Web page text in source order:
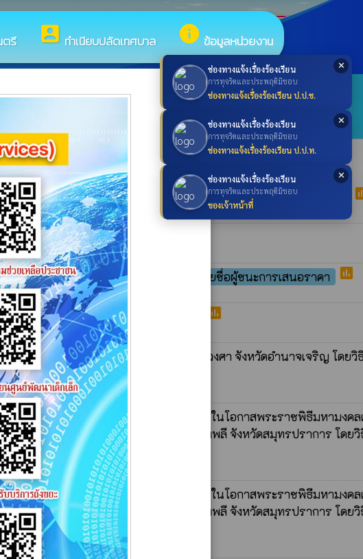
✕
ช่องทางแจ้งเรื่องร้องเรียน
การทุจริตและประพฤติมิชอบ
ช่องทางแจ้งเรื่องร้องเรียน ป.ป.ช.
✕
ช่องทางแจ้งเรื่องร้องเรียน
การทุจริตและประพฤติมิชอบ
ช่องทางแจ้งเรื่องร้องเรียน ป.ป.ท.
✕
ช่องทางแจ้งเรื่องร้องเรียน
การทุจริตและประพฤติมิชอบ
ของเจ้าหน้าที่
ตรี account_box ทำเนียบปลัดเทศบาล infoข้อมูลหน่วยงาน
searchค้นหา
าจเจริญ โดยวิธีเฉพาะเจาะจง ประกาศรายชื่อผู้ชนะการเสนอราคา
ะกาศรายชื่อผู้ชนะการเสนอราคา
เจริญ โดยวิธีเฉพาะเจาะจง ประกาศรายชื่อผู้ชนะการเสนอราคา poll
เลิกประกาศรายชื่อผู้ชนะการเสนอราคา poll
เทศบาลตำบลนาป่าแซง อำเภอปทุมราชวงศา จังหวัดอำนาจเจริญ โดยวิ
เกียรติพระบาทสมเด็จพระเจ้าอยู่หัว เนื่องในโอกาสพระราชพิธีมหามงค
๗ ณ สนามเจริญสุขมงคลจิต อำเภอบางพลี จังหวัดสมุทรปราการ โดยวิ
เกียรติพระบาทสมเด็จพระเจ้าอยู่หัว เนื่องในโอกาสพระราชพิธีมหามงค
๗ ณ สนามเจริญสุขมงคลจิต อำเภอบางพลี จังหวัดสมุทรปราการ โดยวิ
×